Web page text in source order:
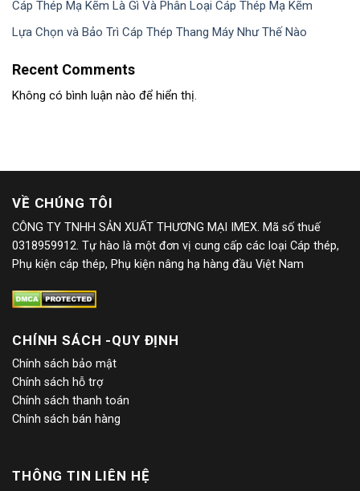
Cáp Thép Mạ Kẽm Là Gì Và Phân Loại Cáp Thép Mạ Kẽm
Lựa Chọn và Bảo Trì Cáp Thép Thang Máy Như Thế Nào
Recent Comments
Không có bình luận nào để hiển thị.
VỀ CHÚNG TÔI
CÔNG TY TNHH SẢN XUẤT THƯƠNG MẠI IMEX. Mã số thuế
0318959912. Tự hào là một đơn vị cung cấp các loại Cáp thép,
Phụ kiện cáp thép, Phụ kiện nâng hạ hàng đầu Việt Nam
CHÍNH SÁCH -QUY ĐỊNH
Chính sách bảo mật
Chính sách hỗ trợ
Chính sách thanh toán
Chính sách bán hàng
THÔNG TIN LIÊN HỆ